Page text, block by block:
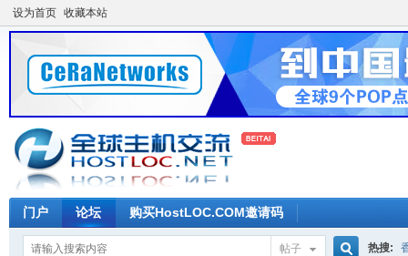
设为首页 收藏本站
门户 论坛 购买HostLOC.COM邀请码
帖子 热搜: